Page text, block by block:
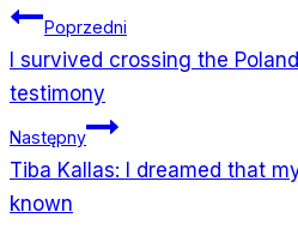
Nawigacja
wpisu
Poprzedni
I survived crossing the
testimony
Następny
Tiba Kallas: I dreamed that
known